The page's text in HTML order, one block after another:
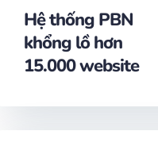
Hệ thống PBN
khổng lồ hơn
15.000 website